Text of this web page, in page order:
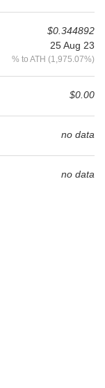
$0.344892
25 Aug 23
% to ATH (1,975.07%)
$0.00
no data
no data